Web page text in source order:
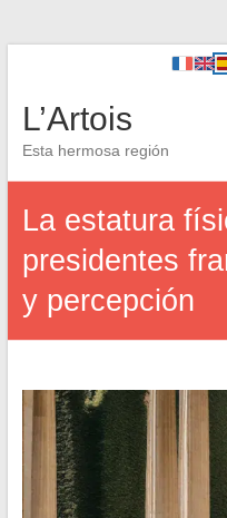
L’Artois
Esta hermosa región
La estatura
presidentes
y percepción